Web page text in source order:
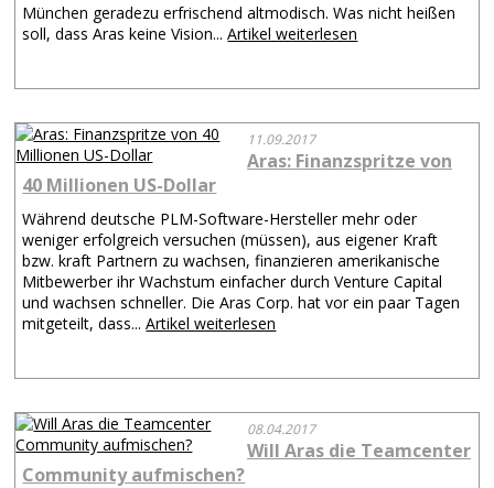
München geradezu erfrischend altmodisch. Was nicht heißen
soll, dass Aras keine Vision...Artikel weiterlesen
11.09.2017
Aras: Finanzspritze von
40 Millionen US-Dollar
Während deutsche PLM-Software-Hersteller mehr oder
weniger erfolgreich versuchen (müssen), aus eigener Kraft
bzw. kraft Partnern zu wachsen, finanzieren amerikanische
Mitbewerber ihr Wachstum einfacher durch Venture Capital
und wachsen schneller. Die Aras Corp. hat vor ein paar Tagen
mitgeteilt, dass...Artikel weiterlesen
08.04.2017
Will Aras die Teamcenter
Community aufmischen?